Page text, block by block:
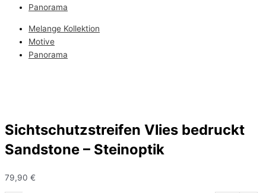
Panorama
Melange Kollektion
Motive
Panorama
Sichtschutzstreifen Vlies bedruckt
Sandstone – Steinoptik
79,90 €